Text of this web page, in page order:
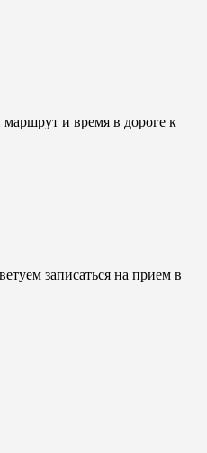
и время в дороге к
записаться на прием в